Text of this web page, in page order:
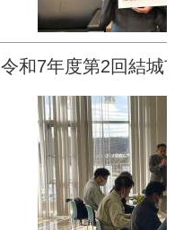
令和7年度第2回結城